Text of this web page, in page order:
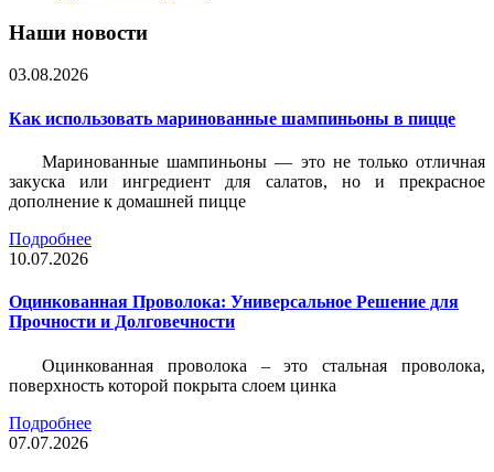
Наши новости
03.08.2026
Как использовать маринованные шампиньоны в пицце
Маринованные шампиньоны — это не только отличная
закуска или ингредиент для салатов, но и прекрасное
дополнение к домашней пицце
Подробнее
10.07.2026
Оцинкованная Проволока: Универсальное Решение для
Прочности и Долговечности
Оцинкованная проволока – это стальная проволока,
поверхность которой покрыта слоем цинка
Подробнее
07.07.2026